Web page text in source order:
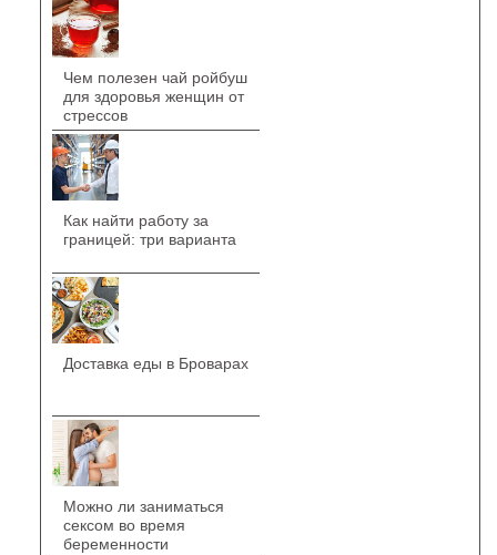
Чем полезен чай ройбуш
для здоровья женщин от
стрессов
Как найти работу за
границей: три варианта
Доставка еды в Броварах
Можно ли заниматься
сексом во время
беременности